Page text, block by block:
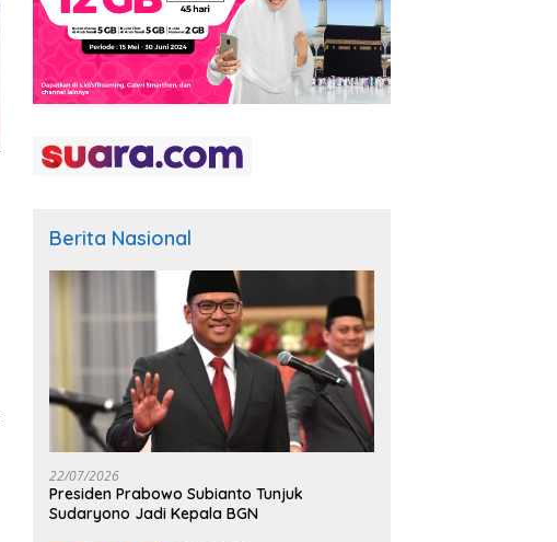
Berita Nasional
22/07/2026
Presiden Prabowo Subianto Tunjuk
Sudaryono Jadi Kepala BGN